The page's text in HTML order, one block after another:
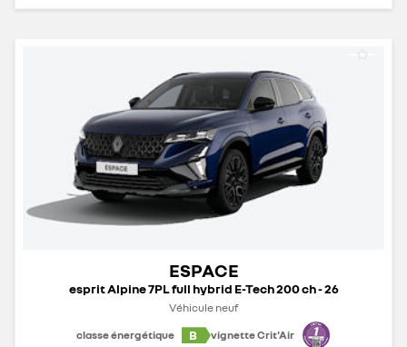
ESPACE
esprit Alpine 7PL full hybrid E-Tech 200 ch - 26
Véhicule neuf
classe énergétique
B vignette Crit'Air